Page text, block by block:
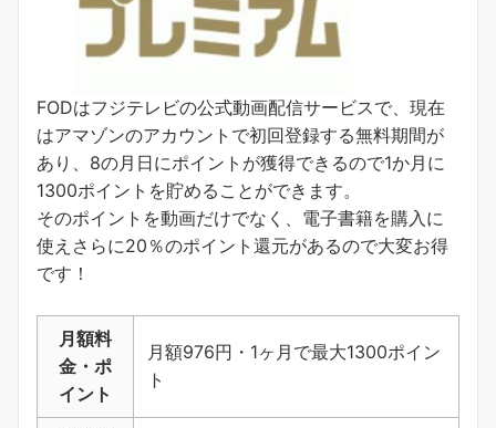
FODはフジテレビの公式動画配信サービスで、現在
はアマゾンのアカウントで初回登録する無料期間が
あり、8の月日にポイントが獲得できるので1か月に
1300ポイントを貯めることができます。
そのポイントを動画だけでなく、電子書籍を購入に
使えさらに20％のポイント還元があるので大変お得
です！
月額料
金・ポ
イント
月額976円・1ヶ月で最大1300ポイン
ト